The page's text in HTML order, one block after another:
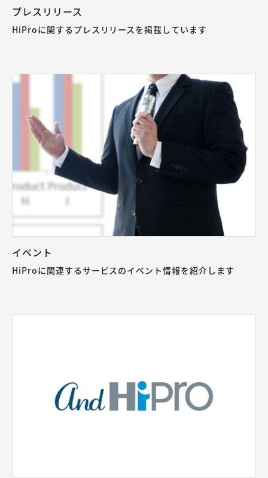
プレスリリース
HiProに関するプレスリリースを掲載しています
イベント
HiProに関連するサービスのイベント情報を紹介します